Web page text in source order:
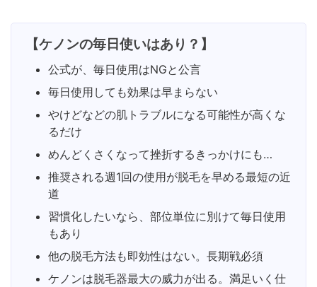
【ケノンの毎日使いはあり？ 】
公式が、毎日使用はNGと公言
毎日使用しても効果は早まらない
やけどなどの肌トラブルになる可能性が高くな
るだけ
めんどくさくなって挫折するきっかけにも…
推奨される週1回の使用が脱毛を早める最短の近
道
習慣化したいなら、部位単位に別けて毎日使用
もあり
他の脱毛方法も即効性はない。長期戦必須
ケノンは脱毛器最大の威力が出る。満足いく仕